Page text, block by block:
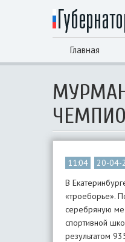
Главная
11:04 20-04-
В
«троеборье».
серебряную
спортивной
результатом